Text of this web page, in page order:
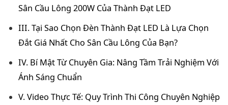
Sân Cầu Lông 200W Của Thành Đạt LED
III. Tại Sao Chọn Đèn Thành Đạt LED Là Lựa Chọn
Đắt Giá Nhất Cho Sân Cầu Lông Của Bạn?
IV. Bí Mật Từ Chuyên Gia: Nâng Tầm Trải Nghiệm Với
Ánh Sáng Chuẩn
V. Video Thực Tế: Quy Trình Thi Công Chuyên Nghiệp